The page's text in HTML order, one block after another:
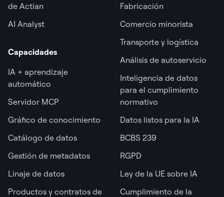
de Actian
AI Analyst
Capacidades
IA + aprendizaje
automático
Servidor MCP
Gráfico de conocimiento
Catálogo de datos
Gestión de metadatos
Linaje de datos
Productos y contratos de
Fabricación
Comercio minorista
Transporte y logística
Análisis de autoservicio
Inteligencia de datos
para el cumplimiento
normativo
Datos listos para la IA
BCBS 239
RGPD
Ley de la UE sobre IA
Cumplimiento de la